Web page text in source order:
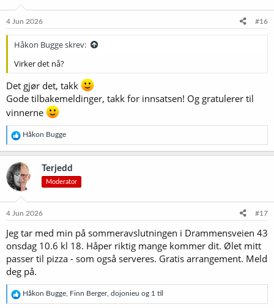
4 Jun 2026 #16
Håkon Bugge skrev:
Virker det nå?
Det gjør det, takk
Gode tilbakemeldinger, takk for innsatsen! Og gratulerer til
vinnerne
R
e
a
k
s
j
o
e
:
Håkon Bugge
Terjedd
Moderator
4 Jun 2026 #17
Jeg tar med min på sommeravslutningen i Drammensveien 43
onsdag 10.6 kl 18. Håper riktig mange kommer dit. Ølet mitt
passer til pizza - som også serveres. Gratis arrangement. Meld
deg på.
R
e
Håkon Bugge Finn Berger, dojonieu og 1 til